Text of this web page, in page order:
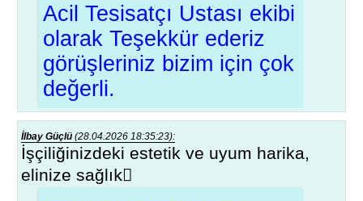
Acil Tesisatçı Ustası ekibi
olarak Teşekkür ederiz
görüşleriniz bizim için çok
değerli.
İlbay Güçlü (28.04.2026 18:35:23):
İşçiliğinizdeki estetik ve uyum harika,
elinize sağlık🏼